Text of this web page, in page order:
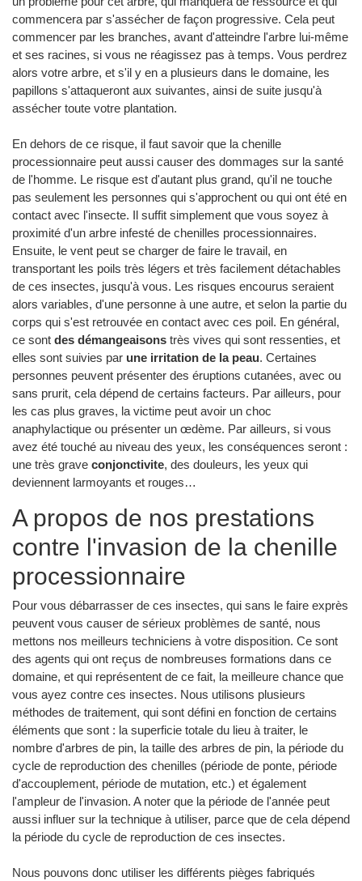
commencera par s'assécher de façon progressive. Cela peut
commencer par les branches, avant d'atteindre l'arbre lui-même
et ses racines, si vous ne réagissez pas à temps. Vous perdrez
alors votre arbre, et s'il y en a plusieurs dans le domaine, les
papillons s'attaqueront aux suivantes, ainsi de suite jusqu'à
assécher toute votre plantation.
En dehors de ce risque, il faut savoir que la chenille
processionnaire peut aussi causer des dommages sur la santé
de l'homme. Le risque est d'autant plus grand, qu'il ne touche
pas seulement les personnes qui s'approchent ou qui ont été en
contact avec l'insecte. Il suffit simplement que vous soyez à
proximité d'un arbre infesté de chenilles processionnaires.
Ensuite, le vent peut se charger de faire le travail, en
transportant les poils très légers et très facilement détachables
de ces insectes, jusqu'à vous. Les risques encourus seraient
alors variables, d'une personne à une autre, et selon la partie du
corps qui s'est retrouvée en contact avec ces poil. En général,
ce sont des démangeaisons très vives qui sont ressenties, et
elles sont suivies par une irritation de la peau. Certaines
personnes peuvent présenter des éruptions cutanées, avec ou
sans prurit, cela dépend de certains facteurs. Par ailleurs, pour
les cas plus graves, la victime peut avoir un choc
anaphylactique ou présenter un œdème. Par ailleurs, si vous
avez été touché au niveau des yeux, les conséquences seront :
une très grave conjonctivite, des douleurs, les yeux qui
deviennent larmoyants et rouges…
A propos de nos prestations
contre l'invasion de la chenille
processionnaire
Pour vous débarrasser de ces insectes, qui sans le faire exprès
peuvent vous causer de sérieux problèmes de santé, nous
mettons nos meilleurs techniciens à votre disposition. Ce sont
des agents qui ont reçus de nombreuses formations dans ce
domaine, et qui représentent de ce fait, la meilleure chance que
vous ayez contre ces insectes. Nous utilisons plusieurs
méthodes de traitement, qui sont défini en fonction de certains
éléments que sont : la superficie totale du lieu à traiter, le
nombre d'arbres de pin, la taille des arbres de pin, la période du
cycle de reproduction des chenilles (période de ponte, période
d'accouplement, période de mutation, etc.) et également
l'ampleur de l'invasion. A noter que la période de l'année peut
aussi influer sur la technique à utiliser, parce que de cela dépend
la période du cycle de reproduction de ces insectes.
Nous pouvons donc utiliser les différents pièges fabriqués